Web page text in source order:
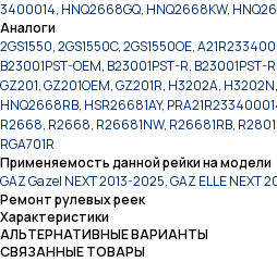
3400014, HNQ2668GQ, HNQ2668KW,
Аналоги
2GS1550, 2GS1550C, 2GS1550OE,
B23001PST-OEM, B23001PST-R, B23001PST-
GZ201, GZ201OEM, GZ201R, H3202A,
HNQ2668RB, HSR26681AY,
R2668, R2668, R26681NW, R26681RB, R2801,
RGA701R
Применяемость данной рейки на модели
GAZ Gazel NEXT 2013-2025, GAZ ELLE NEXT
Ремонт рулевых реек
Характеристики
АЛЬТЕРНАТИВНЫЕ ВАРИАНТЫ
СВЯЗАННЫЕ ТОВАРЫ